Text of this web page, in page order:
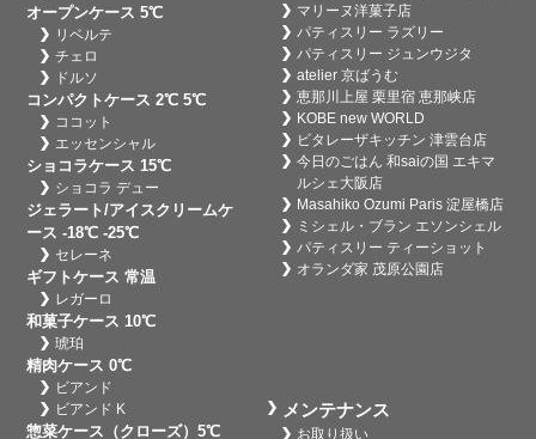
オープンケース 5℃
リベルテ
チェロ
ドルソ
コンパクトケース 2℃ 5℃
ココット
エッセンシャル
ショコラケース 15℃
ショコラ デュー
ジェラート/アイスクリームケ
ース -18℃ -25℃
セレーネ
ギフトケース 常温
レガーロ
和菓子ケース 10℃
琥珀
精肉ケース 0℃
ビアンド
ビアンド K
惣菜ケース（クローズ）5℃
マリーヌ洋菓子店
パティスリー ラズリー
パティスリー ジュンウジタ
atelier 京ばうむ
恵那川上屋 栗里宿 恵那峡店
KOBE new WORLD
ビタレーザキッチン 津雲台店
今日のごはん 和saiの国 エキマ
ルシェ大阪店
Masahiko Ozumi Paris 淀屋橋店
ミシェル・ブラン エソンシェル
パティスリー ティーショット
オランダ家 茂原公園店
メンテナンス
お取り扱い